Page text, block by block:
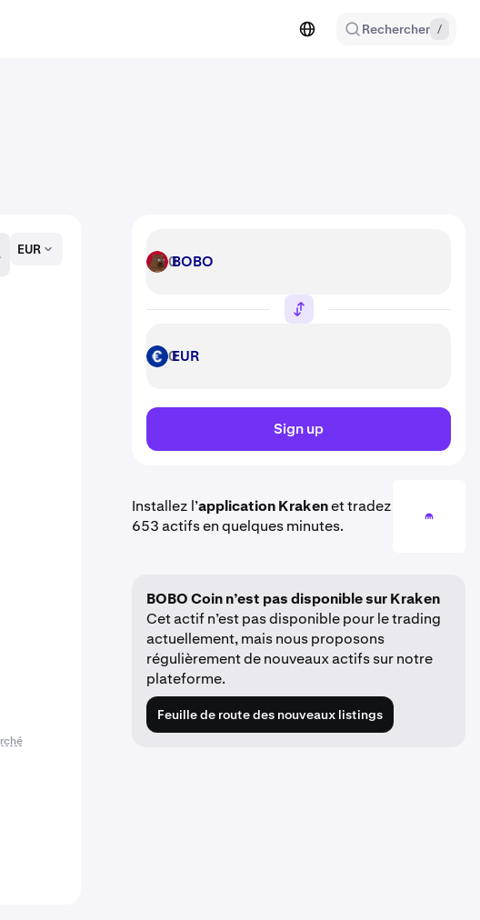
Rechercher /
EUR
BOBO BOBO
EUR EUR
Sign up
Installez l’application Krakenet tradez
653 actifs en quelques minutes.
BOBO Coin n’est pas disponible sur Kraken
Cet actif n’est pas disponible pour le trading
actuellement, mais nous proposons
régulièrement de nouveaux actifs sur notre
plateforme.
Feuille de route des nouveaux listings